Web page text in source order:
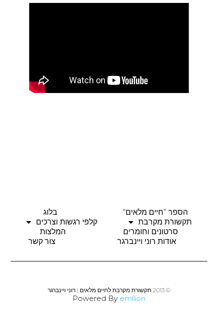
הספר "חיים מלאים"
בלוג
תקשורת מקרבת
קלפי רגשות וצרכים
סרטונים וחומרים
המלצות
אודות רוני ויינברגר
צור קשר
© 2013 תקשורת מקרבת לחיים מלאים | רוני ויינברגר
Powered By emilion